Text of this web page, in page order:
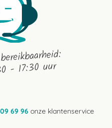
- 17:30 uur
69 96 onze klantenservice